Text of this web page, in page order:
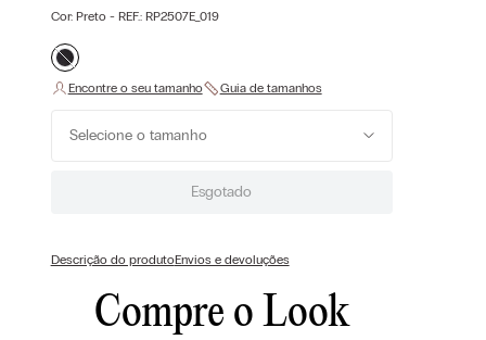
Cor: Preto- REF.: RP2507E_019
Selecione o tamanho
Esgotado
Descrição do produtoEnvios e devoluções
Compre o Look